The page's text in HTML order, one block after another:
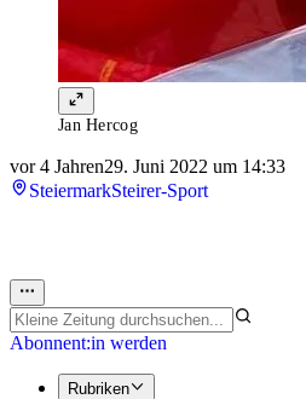
Jan Hercog
vor 4 Jahren29. Juni 2022 um 14:33
SteiermarkSteirer-Sport
Abonnent:in werden
Rubriken